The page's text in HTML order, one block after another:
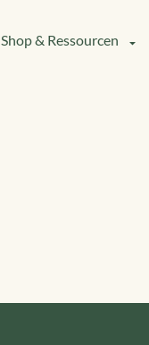
Shop & Ressourcen